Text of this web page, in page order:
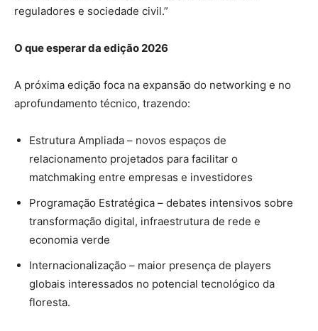
reguladores e sociedade civil.”
O que esperar da edição 2026
A próxima edição foca na expansão do networking e no
aprofundamento técnico, trazendo:
Estrutura Ampliada – novos espaços de
relacionamento projetados para facilitar o
matchmaking entre empresas e investidores
Programação Estratégica – debates intensivos sobre
transformação digital, infraestrutura de rede e
economia verde
Internacionalização – maior presença de players
globais interessados no potencial tecnológico da
floresta.